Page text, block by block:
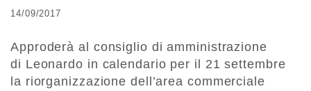
14/09/2017
Approderà al consiglio di amministrazione
di Leonardo in calendario per il 21 settembre
la riorganizzazione dell’area commerciale